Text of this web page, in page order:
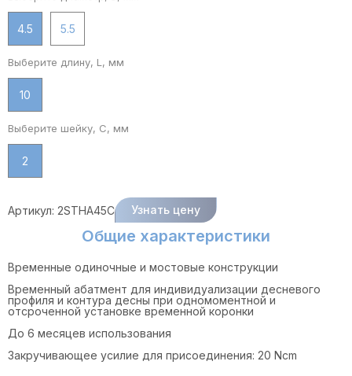
4.5 5.5
Выберите длину, L, мм
10
Выберите шейку, C, мм
2
Артикул: 2STHA45C Узнать цену
Общие характеристики
Временные одиночные и мостовые конструкции
Временный абатмент для индивидуализации десневого
профиля и контура десны при одномоментной и
отсроченной установке временной коронки
До 6 месяцев использования
Закручивающее усилие для присоединения: 20 Ncm